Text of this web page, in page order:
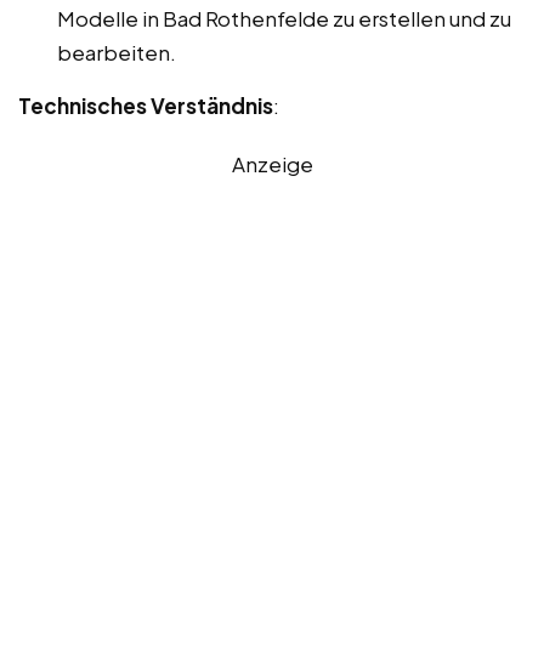
Modelle in Bad Rothenfelde zu erstellen und zu
bearbeiten.
Technisches Verständnis:
Anzeige